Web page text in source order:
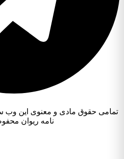
تمامی حقوق مادی و معنوی این وب
نامه ریوان